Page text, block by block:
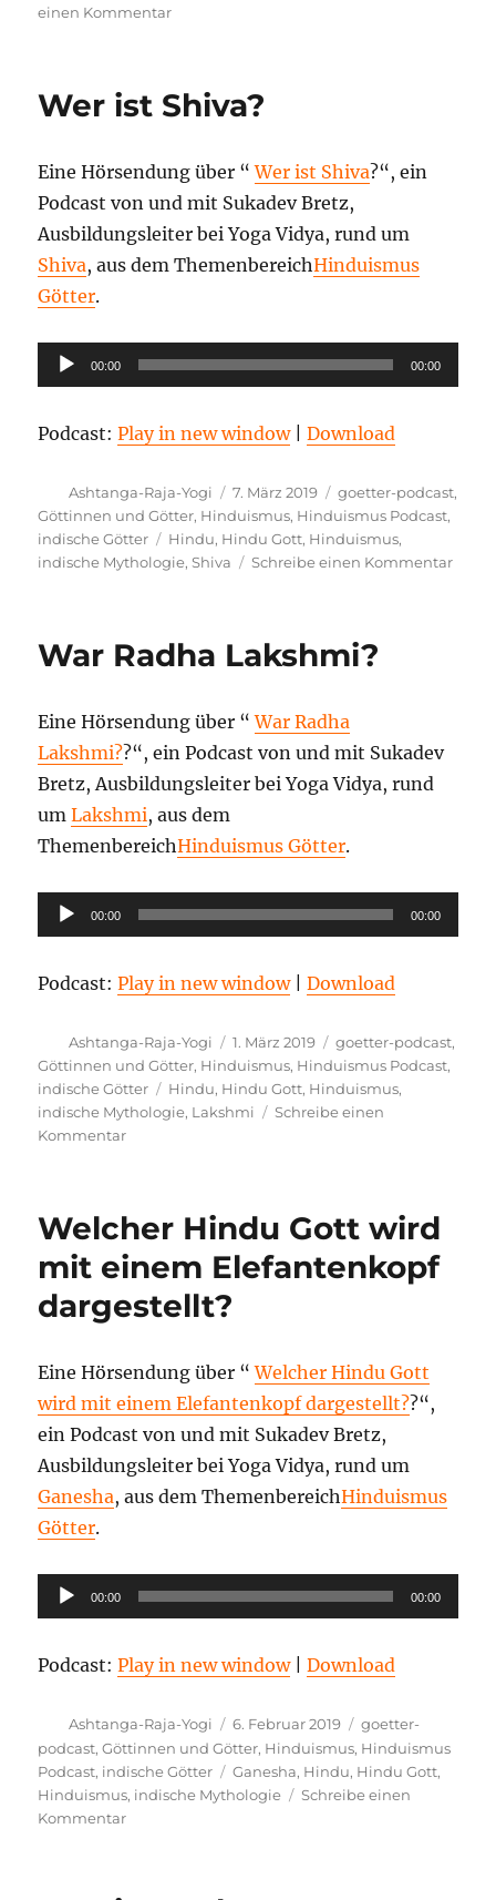
einen Kommentarzu
Wer ist Shiva?
Eine Hörsendung über “Wer ist Shiva?“, ein
Podcast von und mit Sukadev Bretz,
Ausbildungsleiter bei Yoga Vidya, rund um
Shiva, aus dem ThemenbereichHinduismus
Götter.
Audio-
Player
00:00 00:00
Podcast:Play in new window|Download
Autor
Ashtanga-Raja-Yogi
Veröffentlicht
am
7. März 2019 Kategorien
goetter-podcast,
Göttinnen und Götter, Hinduismus, Hinduismus Podcast,
indische Götter
Schlagwörter
Hindu, Hindu Gott, Hinduismus,
indische Mythologie,Shiva Schreibe einen Kommentarzu
War Radha Lakshmi?
Eine Hörsendung über “War Radha
Lakshmi??“, ein Podcast von und mit Sukadev
Bretz, Ausbildungsleiter bei Yoga Vidya, rund
umLakshmi, aus dem
ThemenbereichHinduismus Götter.
Audio-
Player
00:00 00:00
Podcast:Play in new window|Download
Autor
Ashtanga-Raja-Yogi
Veröffentlicht
am
1. März 2019 Kategorien
goetter-podcast,
Göttinnen und Götter, Hinduismus, Hinduismus Podcast,
indische Götter
Schlagwörter
Hindu, Hindu Gott, Hinduismus,
indische Mythologie, Lakshmi
Schreibe einen
Kommentarzu
Welcher Hindu Gott wird
mit einem Elefantenkopf
dargestellt?
Eine Hörsendung über “Welcher Hindu Gott
wird mit einem Elefantenkopf dargestellt??“,
ein Podcast von und mit Sukadev Bretz,
Ausbildungsleiter bei Yoga Vidya, rund um
Ganesha, aus dem ThemenbereichHinduismus
Götter.
Audio-
Player
00:00 00:00
Podcast:Play in new window|Download
Autor
Ashtanga-Raja-Yogi
Veröffentlicht
am
6. Februar 2019 Kategorien
goetter-
podcast,Göttinnen und Götter, Hinduismus, Hinduismus
Podcast, indische Götter Schlagwörter
Ganesha, Hindu, Hindu Gott,
Hinduismus, indische Mythologie
Schreibe einen
Kommentarzu